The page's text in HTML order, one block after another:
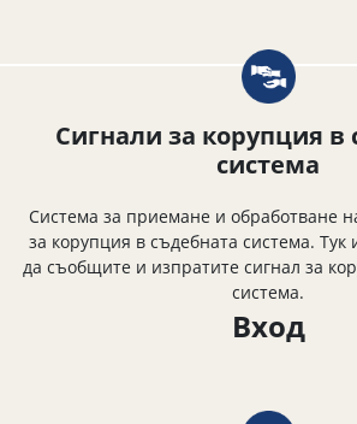
Сигнали за корупция в
система
Система за приемане и обработване
за корупция в съдебната система.
да съобщите и изпратите сигнал за
система.
Вход